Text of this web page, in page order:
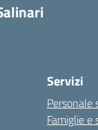
Servizi
Personale
Famiglie e